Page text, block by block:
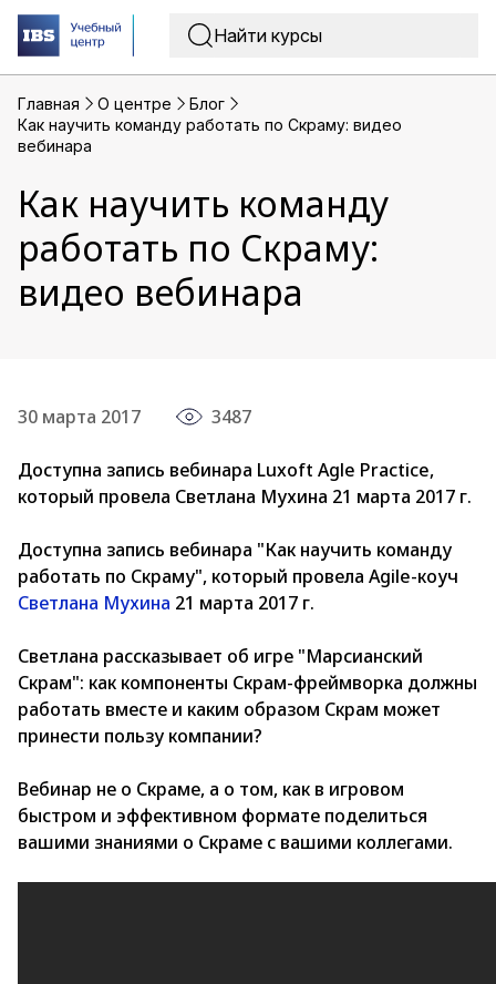
Главная O центре
Блог
Как научить команду работать по Скраму: видео
вебинара
Как научить команду
работать по Скраму:
видео вебинара
30 марта 2017 3487
Доступна запись вебинара Luxoft Agle Practice,
который провела Светлана Мухина 21 марта 2017 г.
Доступна запись вебинара "Как научить команду
работать по Скраму", который провела Agile-коуч
Светлана Мухина 21 марта 2017 г.
Светлана рассказывает об игре "Марсианский
Скрам": как компоненты Скрам-фреймворка должны
работать вместе и каким образом Скрам может
принести пользу компании?
Вебинар не о Скраме, а о том, как в игровом
быстром и эффективном формате поделиться
вашими знаниями о Скраме с вашими коллегами.